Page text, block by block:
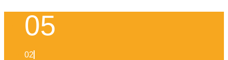
05
02